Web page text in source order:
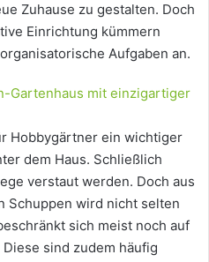
Zuhause zu gestalten. Doch
Einrichtung kümmern
Aufgaben an.
Gartenhaus mit einzigartiger
Hobbygärtner ein wichtiger
dem Haus. Schließlich
verstaut werden. Doch aus
Schuppen wird nicht selten
sich meist noch auf
sind zudem häufig